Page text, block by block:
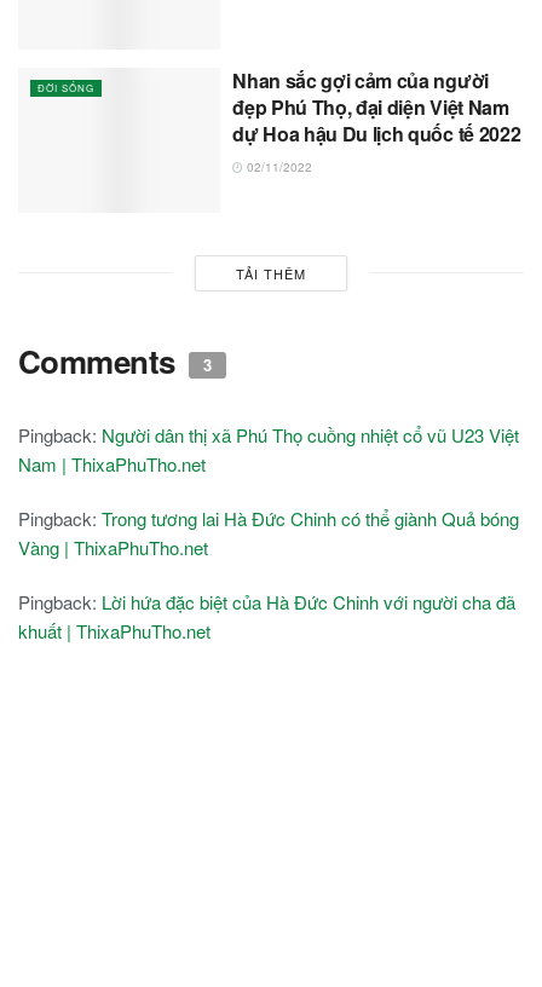
ĐỜI SỐNG
Nhan sắc gợi cảm của người
đẹp Phú Thọ, đại diện Việt Nam
dự Hoa hậu Du lịch quốc tế 2022
02/11/2022
TẢI THÊM
Comments 3
Pingback: Người dân thị xã Phú Thọ cuồng nhiệt cổ vũ U23 Việt
Nam | ThixaPhuTho.net
Pingback: Trong tương lai Hà Đức Chinh có thể giành Quả bóng
Vàng | ThixaPhuTho.net
Pingback: Lời hứa đặc biệt của Hà Đức Chinh với người cha đã
khuất | ThixaPhuTho.net